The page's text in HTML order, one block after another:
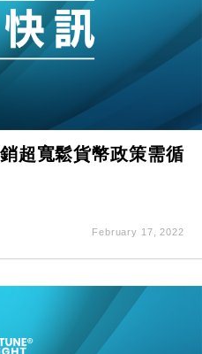
超寬鬆貨幣政策需循
February 17, 2022